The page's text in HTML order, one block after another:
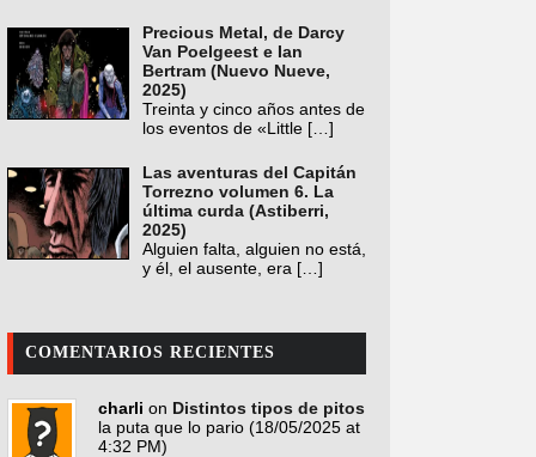
Precious Metal, de Darcy
Van Poelgeest e Ian
Bertram (Nuevo Nueve,
2025)
Treinta y cinco años antes de
los eventos de «Little […]
Las aventuras del Capitán
Torrezno volumen 6. La
última curda (Astiberri,
2025)
Alguien falta, alguien no está,
y él, el ausente, era […]
COMENTARIOS RECIENTES
charli on Distintos tipos de pitos
la puta que lo pario (18/05/2025 at
4:32 PM)